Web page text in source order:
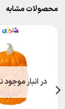
محصولات مشابه
در انبار